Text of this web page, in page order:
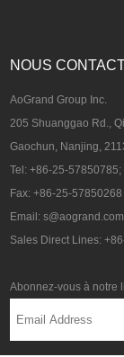
NOUS
AoGrand Group Inc.
205 Shuanggao Rd.,
Gaochun, Nanjing,
Tel: +86-25-
Fax: +86-25-57850268
Email: s@aogrand.com
Sales Direct Lines:
Abonnez-vous à notre